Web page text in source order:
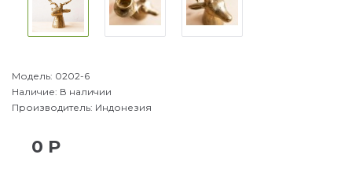
Модель: 0202-6
Наличие: В наличии
Производитель: Индонезия
0 Р